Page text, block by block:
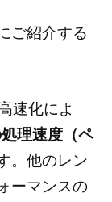
ご紹介する
速化によ
理速度（ペ
。他のレン
ーマンスの